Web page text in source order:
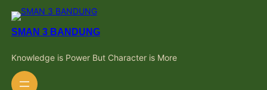
Skip
to
content
SMAN 3 BANDUNG
Knowledge is Power But Character is More